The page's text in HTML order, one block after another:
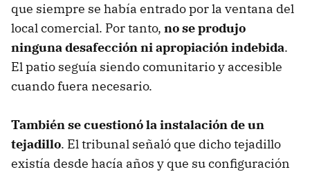
que siempre se había entrado por la ventana del
local comercial. Por tanto, no se produjo
ninguna desafección ni apropiación indebida.
El patio seguía siendo comunitario y accesible
cuando fuera necesario.
También se cuestionó la instalación de un
tejadillo. El tribunal señaló que dicho tejadillo
existía desde hacía años y que su configuración